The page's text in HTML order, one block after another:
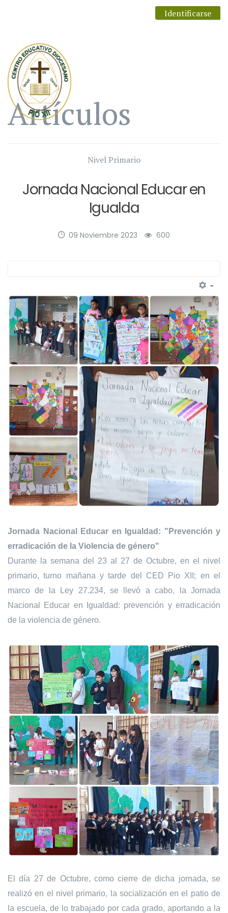
Identificarse
Artículos
Nivel Primario
Jornada Nacional Educar en
Igualda
09 Noviembre 2023 600
Jornada Nacional Educar en Igualdad: "Prevención y
erradicación de la Violencia de género"
Durante la semana del 23 al 27 de Octubre, en el nivel
primario, turno mañana y tarde del CED Pio XII; en el
marco de la Ley 27.234, se llevó a cabo, la Jornada
Nacional Educar en Igualdad: prevención y erradicación
de la violencia de género.
El día 27 de Octubre, como cierre de dicha jornada, se
realizó en el nivel primario, la socialización en el patio de
la escuela, de lo trabajado por cada grado, aportando a la